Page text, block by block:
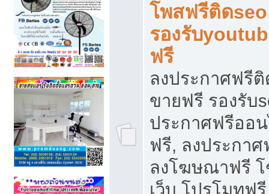
โพสฟรีติด
รองรับ
ฟรี
ลงประกาศฟรีติ
ขายฟรี รองรับ
ประกาศฟรีออ
ฟรี, ลงประกา
ลงโฆษณาฟรี
เว็บ โปรโมทฟ